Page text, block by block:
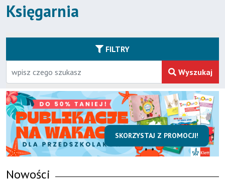
Księgarnia
FILTRY
Wyszukaj
SKORZYSTAJ Z PROMOCJI!
Nowości